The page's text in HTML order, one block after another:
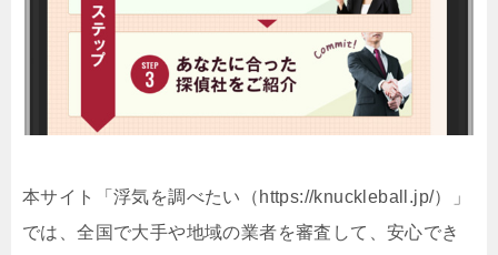
本サイト「浮気を調べたい（https://knuckleball.jp/）」
では、全国で大手や地域の業者を審査して、安心でき